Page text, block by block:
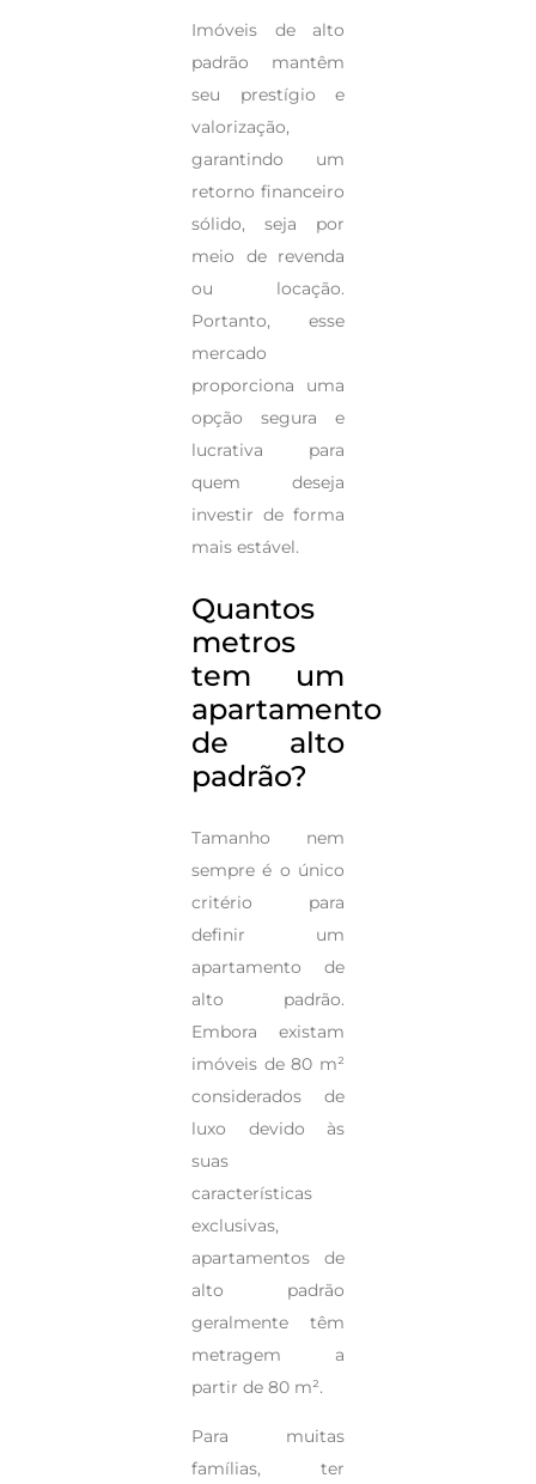
Imóveis de alto
padrão mantêm
seu prestígio e
valorização,
garantindo um
retorno financeiro
sólido, seja por
meio de revenda
ou locação.
Portanto, esse
mercado
proporciona uma
opção segura e
lucrativa para
quem deseja
investir de forma
mais estável.
Quantos
metros
tem um
apartamento
de alto
padrão?
Tamanho nem
sempre é o único
critério para
definir um
apartamento de
alto padrão.
Embora existam
imóveis de 80 m²
considerados de
luxo devido às
suas
características
exclusivas,
apartamentos de
alto padrão
geralmente têm
metragem a
partir de 80 m².
Para muitas
famílias, ter